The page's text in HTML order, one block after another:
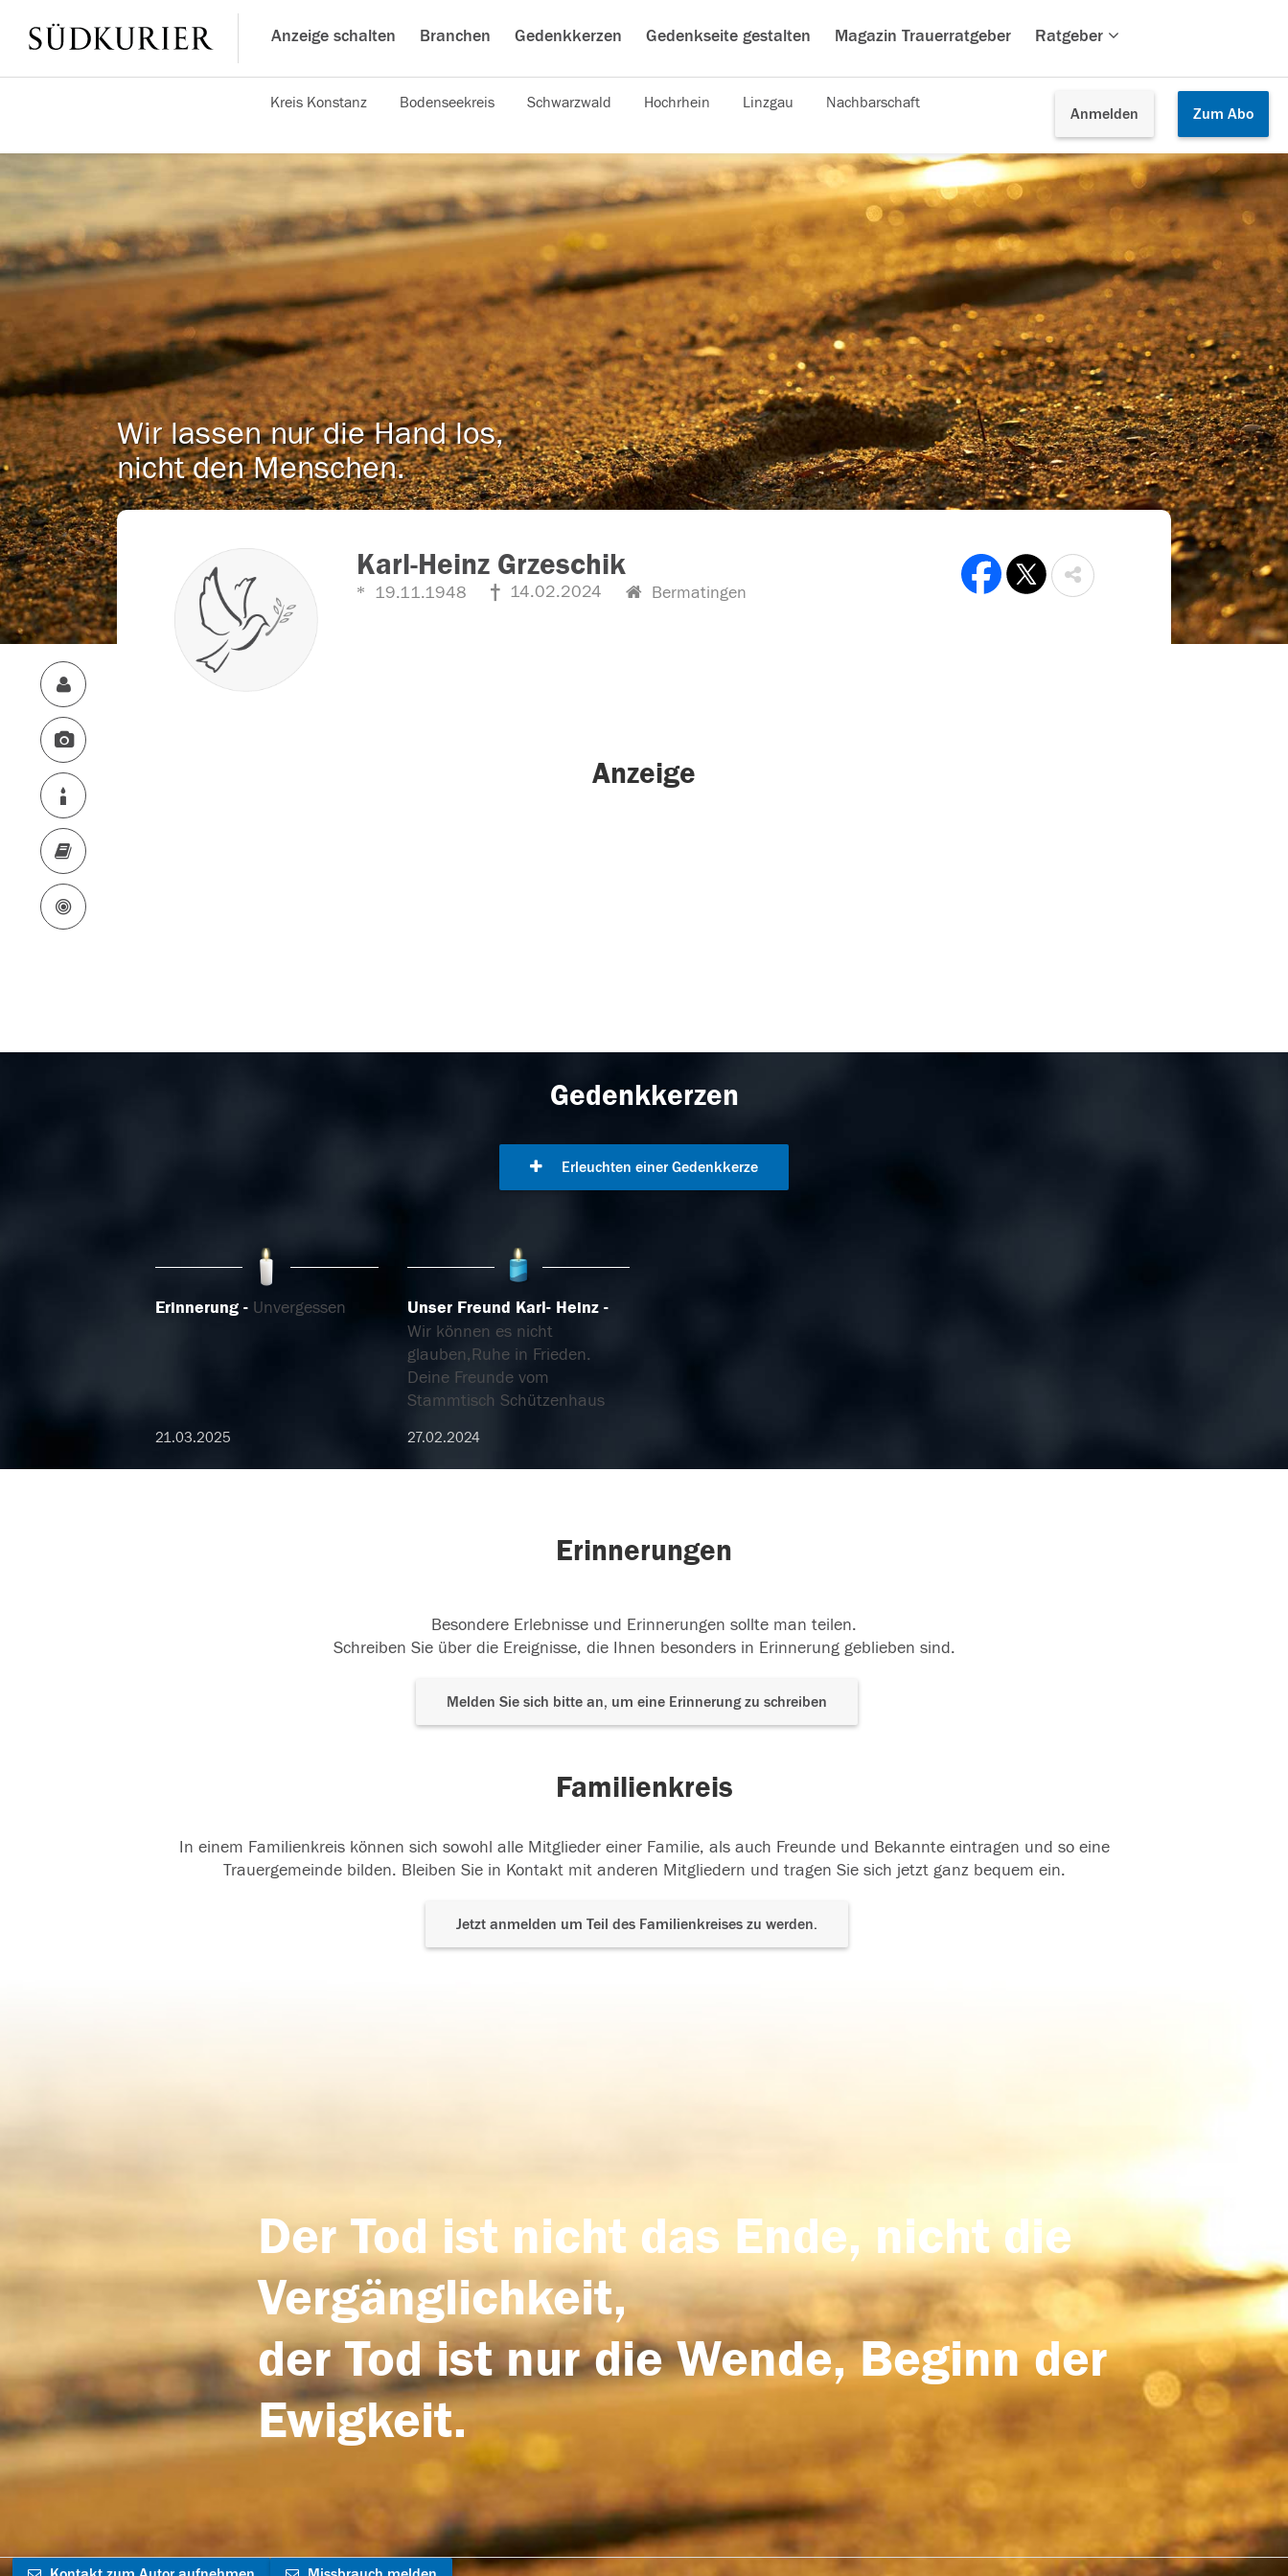
Anzeige schalten Branchen Gedenkkerzen Gedenkseite gestalten Magazin Trauerratgeber Ratgeber
Anmelden Zum Abo
Kreis Konstanz Bodenseekreis Schwarzwald Hochrhein Linzgau Nachbarschaft
Wir lassen nur die Hand los,
nicht den Menschen.
Karl-Heinz Grzeschik
19.11.1948 14.02.2024 Bermatingen
Anzeige
Gedenkkerzen
Erleuchten einer Gedenkkerze
Erinnerung Unvergessen
21.03.2025
Unser Freund Karl- Heinz
Wir können es nicht
glauben,Ruhe in Frieden.
Deine Freunde vom
Stammtisch Schützenhaus
27.02.2024
Erinnerungen
Besondere Erlebnisse und Erinnerungen sollte man teilen.
Schreiben Sie über die Ereignisse, die Ihnen besonders in Erinnerung geblieben sind.
Melden Sie sich bitte an, um eine Erinnerung zu schreiben
Familienkreis
In einem Familienkreis können sich sowohl alle Mitglieder einer Familie, als auch Freunde und Bekannte eintragen und so eine
Trauergemeinde bilden. Bleiben Sie in Kontakt mit anderen Mitgliedern und tragen Sie sich jetzt ganz bequem ein.
Jetzt anmelden um Teil des Familienkreises zu werden.
Der Tod ist nicht das Ende, nicht die
Vergänglichkeit,
der Tod ist nur die Wende, Beginn der
Ewigkeit.